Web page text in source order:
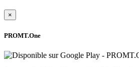
×
PROMT.One